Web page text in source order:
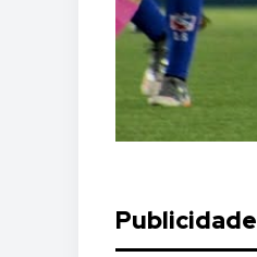
Publicidade